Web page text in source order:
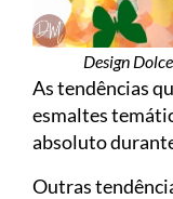
Design
As tendências
esmaltes
absoluto
Outras